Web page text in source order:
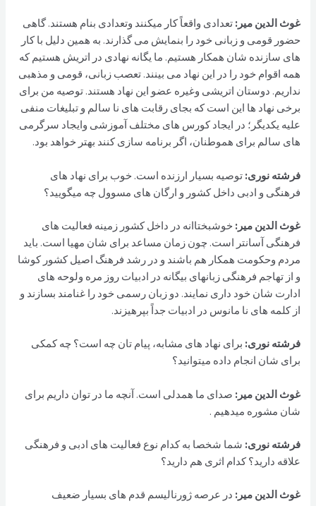
غوث الدین مير:تعدادی واقعاً کار میکنند وتعدادی بنام هستند. گاهی
حضور قومی و زبانی خود را بنمایش می گذارند. به همین دلیل با کار
های سازنده شان همکار هستیم. ما یگانه نهادی در اتریش هستیم که
همه اقوام خود را در این نهاد می بینند. تعصب زبانی، قومی و مذهبی
نداریم. دوستان اتریشی وغیره عضو این نهاد هستند. توصیه من برای
برخی نهاد ها این است که بجای رقابت های نا سالم و تبلیغات منفی
علیه یکدیگر؛ در ایجاد کورس های مختلف آموزشی و‌ایجاد سرگرمی
های سالم برای هموطنان، اگر برنامه سازی کنند بهتر خواهد بود.
فرشته نوری:توصیه بسیار ارزنده است. خوب برای نهاد های
فرهنگی و ادبی داخل کشور و ارگان های مسوول چه میگویید؟
غوث الدین مير: خوشبختاانه در داخل کشور زمینه فعالیت های
فرهنگی آسانتر است. چون زمان مساعد برای شان مهیا است. باید
مردم وحکومت همکار هم باشند و در رشد فرهنگ اصیل کشور کوشا
و از تهاجم فرهنگی زبانهای بیگانه در ادبیات روز مره ولوحه های
ادارت شان خود داری نمایند. دو زبان رسمی خود را غنامند بسازند و
از کلمه های نا مانوس در ادبیات جداً بپرهیزند.
فرشته نوری: برای نهاد های مشابه، پیام تان چه است؟ چه کمکی
برای شان انجام داده میتوانید؟
غوث الدین مير: صدای ما همدلی است. آنچه ما در توان داریم برای
شان مشوره میدهیم .
فرشته نوری: شما شخصا به کدام نوع فعالیت های ادبی و فرهنگی
علاقه دارید؟ کدام اثری هم دارید؟
غوث الدین مير: در عرصه ژورنالیسم قدم های بسیار ضعیف